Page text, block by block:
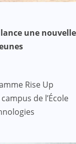
lance une nouvelle
Rise Up
de l’École